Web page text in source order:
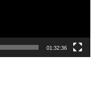
01:32:36